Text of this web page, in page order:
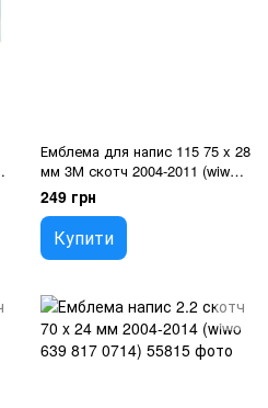
Емблема для напис 115 75 x 28
мм 3М скотч 2004-2011 (wiwo
639 817 0314)
249 грн
Купити